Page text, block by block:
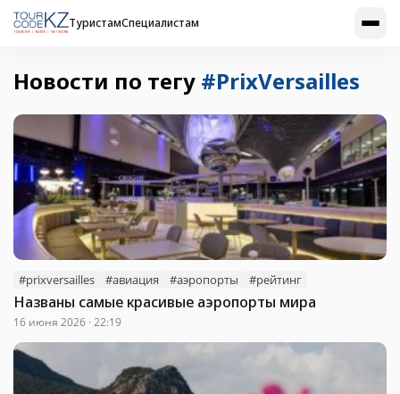
ТуристамСпециалистам
Новости по тегу #PrixVersailles
#prixversailles #авиация #аэропорты #рейтинг
Названы самые красивые аэропорты мира
16 июня 2026 · 22:19